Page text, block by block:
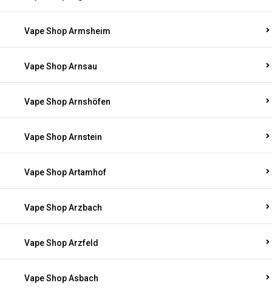
Vape Shop Armsheim
Vape Shop Arnsau
Vape Shop Arnshöfen
Vape Shop Arnstein
Vape Shop Artamhof
Vape Shop Arzbach
Vape Shop Arzfeld
Vape Shop Asbach